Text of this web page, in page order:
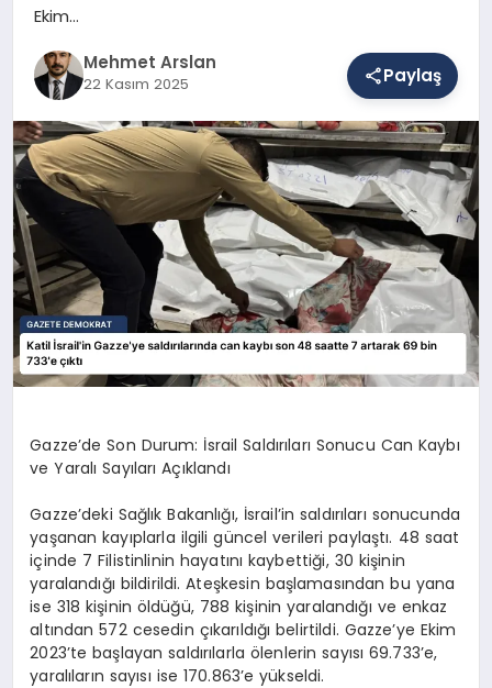
YAŞAM
Ekim…
Mehmet Arslan
22 Kasım 2025 Paylaş
Gazze’de Son Durum: İsrail Saldırıları Sonucu Can Kaybı
ve Yaralı Sayıları Açıklandı
Gazze’deki Sağlık Bakanlığı, İsrail’in saldırıları sonucunda
yaşanan kayıplarla ilgili güncel verileri paylaştı. 48 saat
içinde 7 Filistinlinin hayatını kaybettiği, 30 kişinin
yaralandığı bildirildi. Ateşkesin başlamasından bu yana
ise 318 kişinin öldüğü, 788 kişinin yaralandığı ve enkaz
altından 572 cesedin çıkarıldığı belirtildi. Gazze’ye Ekim
2023’te başlayan saldırılarla ölenlerin sayısı 69.733’e,
yaralıların sayısı ise 170.863’e yükseldi.